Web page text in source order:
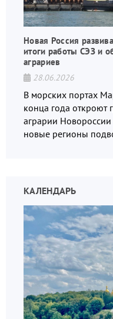
Новая Россия
итоги работы СЭЗ и
аграриев
28.06.2026
В морских портах
конца года откроют
аграрии Новороссии
новые регионы
КАЛЕНДАРЬ